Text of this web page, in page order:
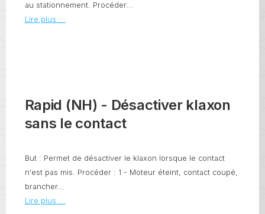
au stationnement. Procéder...
Lire plus ...
Rapid (NH) - Désactiver klaxon
sans le contact
But : Permet de désactiver le klaxon lorsque le contact
n'est pas mis. Procéder : 1 - Moteur éteint, contact coupé,
brancher...
Lire plus ...